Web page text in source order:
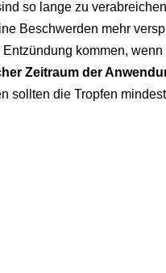
so lange zu
Beschwerden mehr
kommen,
Zeitraum der
sollten die Tropfen